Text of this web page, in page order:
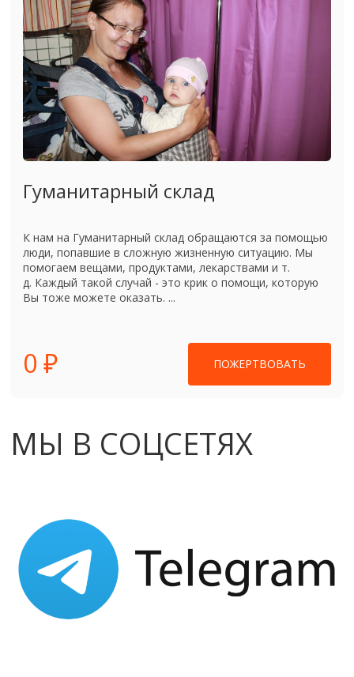
Гуманитарный склад
К нам на Гуманитарный склад обращаются за помощью
люди, попавшие в сложную жизненную ситуацию. Мы
помогаем вещами, продуктами, лекарствами и т.
д. Каждый такой случай - это крик о помощи, которую
Вы тоже можете оказать. ...
0 ₽ ПОЖЕРТВОВАТЬ
МЫ В СОЦСЕТЯХ